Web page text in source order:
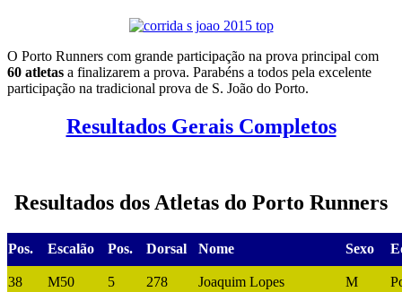
O Porto Runners com grande participação na prova principal com
60 atletas a finalizarem a prova. Parabéns a todos pela excelente
participação na tradicional prova de S. João do Porto.
Resultados Gerais Completos
Resultados dos Atletas do Porto Runners
Pos. Escalão Pos. Dorsal Nome Sexo
38 M50 5 278 Joaquim Lopes M